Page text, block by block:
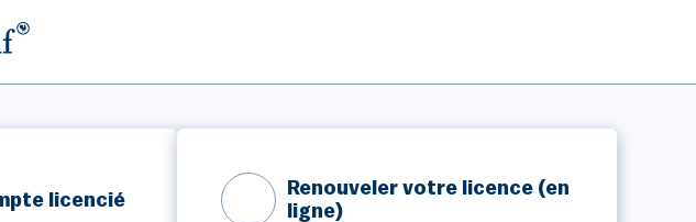
licencié
Renouveler votre licence (en
ligne)